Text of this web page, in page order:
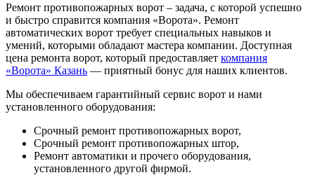
Ремонт противопожарных ворот – задача, с которой успешно
и быстро справится компания «Ворота». Ремонт
автоматических ворот требует специальных навыков и
умений, которыми обладают мастера компании. Доступная
цена ремонта ворот, который предоставляет компания
«Ворота» Казань — приятный бонус для наших клиентов.
Мы обеспечиваем гарантийный сервис ворот и нами
установленного оборудования:
Срочный ремонт противопожарных ворот,
Срочный ремонт противопожарных штор,
Ремонт автоматики и прочего оборудования,
установленного другой фирмой.